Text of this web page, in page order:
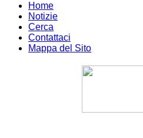
Home
Notizie
Cerca
Contattaci
Mappa del Sito